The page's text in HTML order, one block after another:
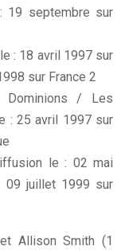
19 septembre sur
: 18 avril 1997 sur
sur France 2
Dominions / Les
: 25 avril 1997 sur
le : 02 mai
09 juillet 1999 sur
Allison Smith (1